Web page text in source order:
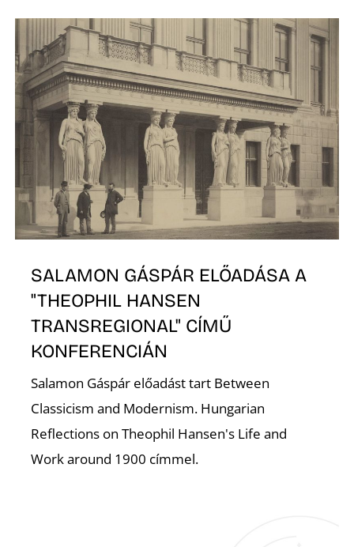
SALAMON GÁSPÁR ELŐADÁSA A
"THEOPHIL HANSEN
TRANSREGIONAL" CÍMŰ
KONFERENCIÁN
Salamon Gáspár előadást tart Between
Classicism and Modernism. Hungarian
Reflections on Theophil Hansen's Life and
Work around 1900 címmel.